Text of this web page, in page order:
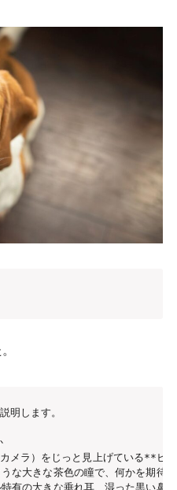
明します。
メラ）をじっと見上げている**ビ
きな茶色の瞳で、何かを期待し
大きな垂れ耳、湿った黒い鼻、